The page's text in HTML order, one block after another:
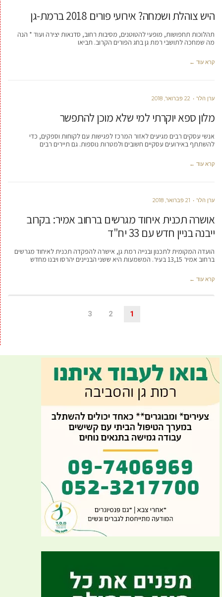
היש צוהלת ושמחה? אירועי פורים 2018 ברמת-גן
תהלוכות תחפושות, מופעי להטוטנים, מסיבות רחוב, סדנאות יצירה ועוד * הנה
מה שמחכה לתושבי רמת גן בחג הפורים הקרוב. תביאו
קרא עוד ←
ערן הלר 22 פברואר, 2018
מלון ספא יוקרתי למי שלא מוכן להתפשר
אנשי עסקים רבים מגיעים לאזור המרכז לפגישות עם לקוחות וספקים, כדי
להשתתף באירועים עסקיים חשובים ולמטרות נוספות. גם תיירים רבים
קרא עוד ←
ערן הלר 21 פברואר, 2018
אושרה תכנית איחוד מגרשים ברחוב אמיר: בקרוב
ייבנה בניין חדש עם 33 יח"ד
הועדה המקומית לתכנון ובנייה רמת גן, אישרה להפקדה תכנית לאיחוד מגרשים
ברחוב אמיר 13,15 בעיר. המשמעות היא ששני הבניינים יהרסו ויבנו מחדש
קרא עוד ←
1
2
3